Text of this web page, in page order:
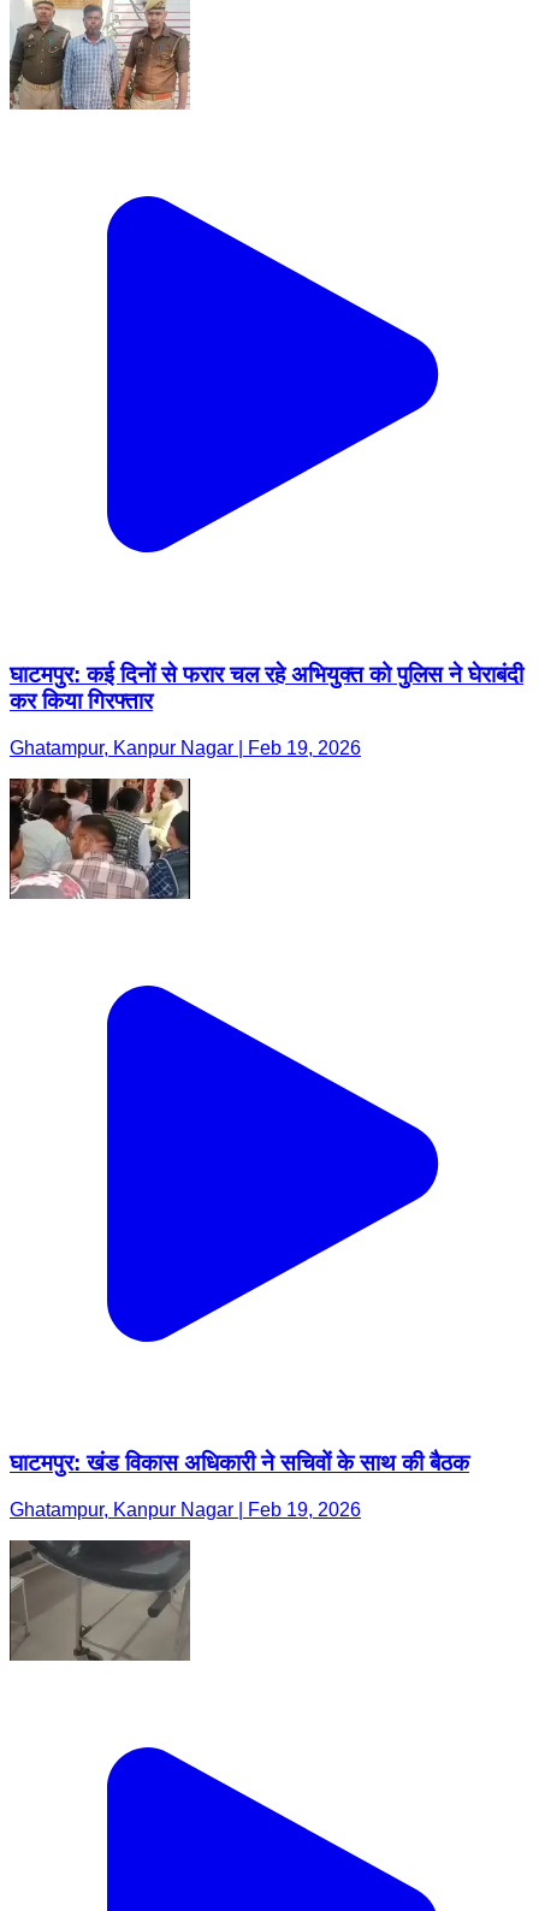
घाटमपुर: कई दिनों से फरार चल रहे अभियुक्त को पुलिस ने घेराबंदी
कर किया गिरफ्तार
Ghatampur, Kanpur Nagar | Feb 19, 2026
घाटमपुर: खंड विकास अधिकारी ने सचिवों के साथ की बैठक
Ghatampur, Kanpur Nagar | Feb 19, 2026